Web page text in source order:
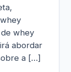
whey
abordar
a […]